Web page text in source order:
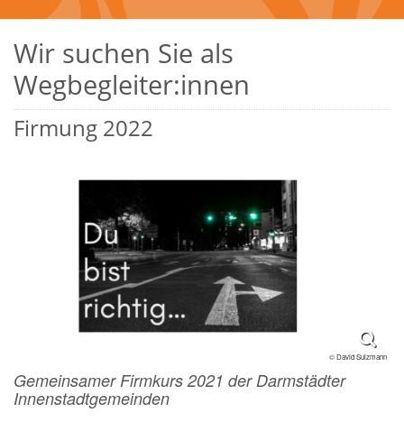
Wir suchen Sie als
Wegbegleiter:innen
Firmung 2022
© David Sulzmann
Gemeinsamer Firmkurs 2021 der Darmstädter
Innenstadtgemeinden